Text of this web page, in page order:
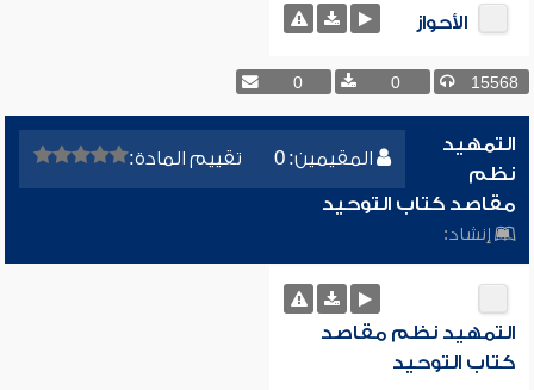
الأحواز
15568
0
0
المقيمين: 0 تقييم المادة:
التمهيد
نظم
مقاصد كتاب التوحيد
إنشاد:
التمهيد نظم مقاصد
كتاب التوحيد